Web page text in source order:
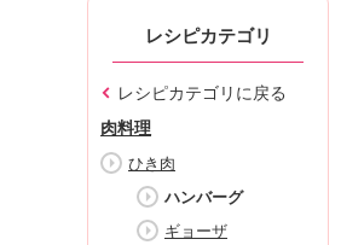
レシピカテゴリ
レシピカテゴリに戻る
肉料理
ひき肉
ハンバーグ
ギョーザ